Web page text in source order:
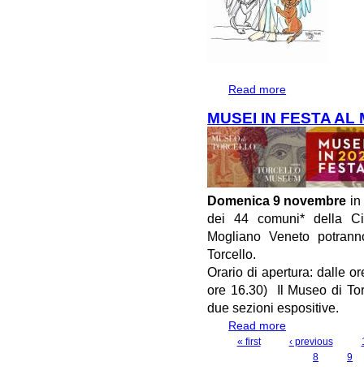
Read more
MUSEI IN FESTA AL
Domenica 9 novembre in
dei 44 comuni* della
Mogliano Veneto
Torcello.
Orario di apertura: dalle
ore 16.30) Il Museo di
due sezioni espositive.
Read more
« first ‹ previous
8
9